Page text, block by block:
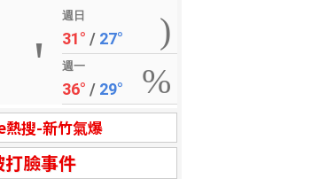
週日
31° / 27°
週一
36° / 29°
搜-新竹氣爆
打臉事件